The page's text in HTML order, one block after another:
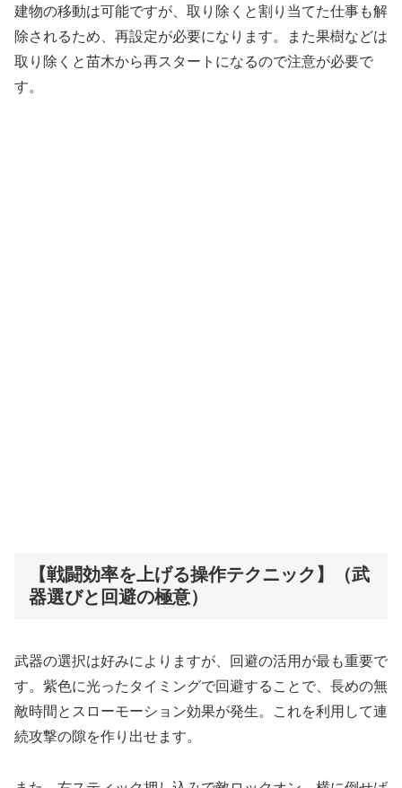
建物の移動は可能ですが、取り除くと割り当てた仕事も解
除されるため、再設定が必要になります。また果樹などは
取り除くと苗木から再スタートになるので注意が必要で
す。
【戦闘効率を上げる操作テクニック】（武
器選びと回避の極意）
武器の選択は好みによりますが、回避の活用が最も重要で
す。紫色に光ったタイミングで回避することで、長めの無
敵時間とスローモーション効果が発生。これを利用して連
続攻撃の隙を作り出せます。